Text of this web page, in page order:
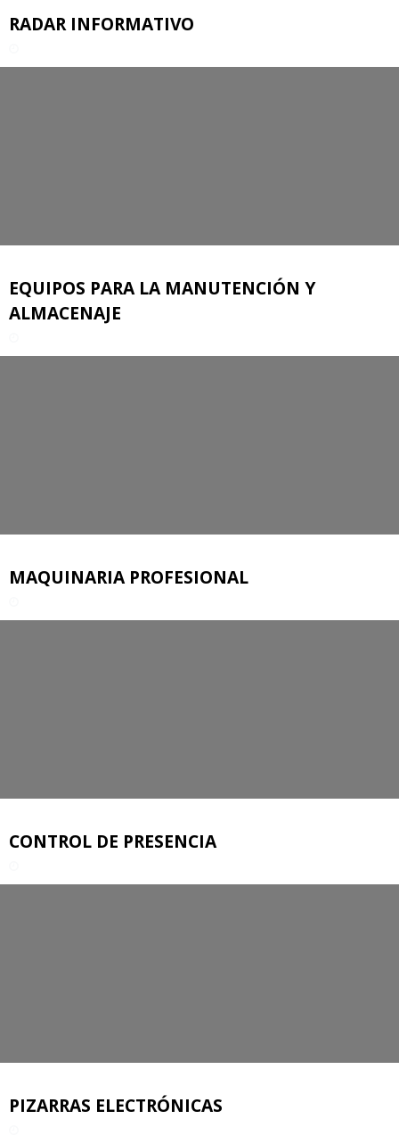
RADAR INFORMATIVO
EQUIPOS PARA LA MANUTENCIÓN Y
ALMACENAJE
MAQUINARIA PROFESIONAL
CONTROL DE PRESENCIA
PIZARRAS ELECTRÓNICAS